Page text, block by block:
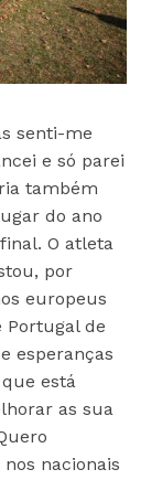
senti-me
e só parei
também
do ano
O atleta
por
europeus
Portugal de
esperanças
está
as sua
nacionais